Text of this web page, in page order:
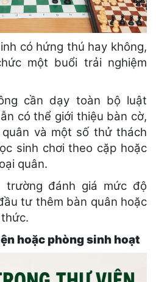
có hứng thú hay không,
một buổi trải nghiệm
cần dạy toàn bộ luật
có thể giới thiệu bàn cờ,
và một số thử thách
sinh chơi theo cặp hoặc
quân.
trường đánh giá mức độ
tư thêm bàn quân hoặc
hoặc phòng sinh hoạt